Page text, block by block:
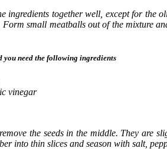
ingredients together well, except for the
Form small meatballs out of the mixture
you need the following ingredients
vinegar
the seeds in the middle. They are
into thin slices and season with salt,